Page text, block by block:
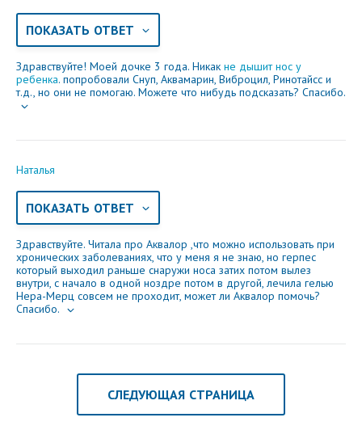
ПОКАЗАТЬ ОТВЕТ
Здравствуйте! Моей дочке 3 года. Никак не дышит нос у
ребенка. попробовали Снуп, Аквамарин, Виброцил, Ринотайсс и
т.д., но они не помогаю. Можете что нибудь подсказать? Спасибо.
Наталья
ПОКАЗАТЬ ОТВЕТ
Здравствуйте. Читала про Аквалор ,что можно использовать при
хронических заболеваниях, что у меня я не знаю, но герпес
который выходил раньше снаружи носа затих потом вылез
внутри, с начало в одной ноздре потом в другой, лечила гелью
Нера-Мерц совсем не проходит, может ли Аквалор помочь?
Спасибо.
СЛЕДУЮЩАЯ СТРАНИЦА